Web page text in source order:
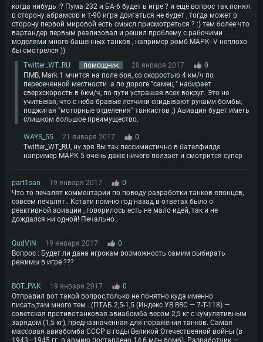
когда нибудь !? Пума 232 и БА-6 будет в игре ? и ещё вопрос так понял
в сторону абрамсов и т-90 игра двигаться не будет , тогда может в
сторону первой мировой есть смысл присмотреться ? :) тем более что
вартандер первым реализовал и решил проблему с рабочими
моделями много башенных танков , например ромб МАРК- V неплохо
бы смотрелся ))
Twitter_WT_RU
помощник 20 января 2017
0
ПМВ, Mark 1 мчится на поле боя, со скоростью 4 км/ч по
пересеченной местности. а по дороге "самец " набирает
сверхскорость в 6км/ч, по пути устрашая всех вокруг. Это не
учитывая, что с неба бравые летчики скидывают руками бомбы,
поджигая "моторные отделения" танкистов ;) Авиация будет иметь
слишком большое преимущество.
WAYS_55 21 января 2017
0
Twitter_WT_RU, ну зря Вы так пессимистично в бателфилде
например МАРК 5 очень даже ничего ползает и смотрится супер
part1san 19 января 2017
0
Что то печалят комментарии по поводу разработки танков японцев,
совсем печалят.. Кстати помню год назад в ответах было о
реактивной авиации , говорилось есть не мало идей, так и не
дождался ни одной! Печально..
GudViN 19 января 2017
0
Вопрос : Будет ли дана игрокам возможность самим выбирать
режимы в игре ???
BOT_PAK 19 января 2017
0
Отправил вот такой вопрос,только не понятно куда именно
писать,там много тем...(ПТАБ 2,5-1,5 (Индекс УВ ВВС — 7-Т-118) —
советская противотанковая авиабомба весом 2,5 кг с кумулятивным
зарядом (1,5 кг), предназначенная для поражения танков. Самая
массовая авиабомба СССР в годы Великой Отечественной войны (в